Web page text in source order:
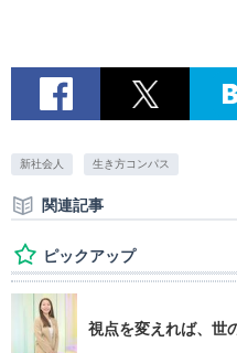
新社会人 生き方コンパス
関連記事
ピックアップ
視点を変えれば、